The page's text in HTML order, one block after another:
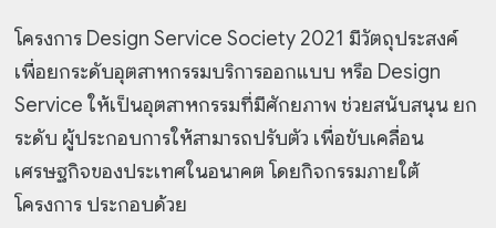
โครงการ Design Service Society 2021 มีวัตถุประสงค์
เพื่อยกระดับอุตสาหกรรมบริการออกแบบ หรือ Design
Service ให้เป็นอุตสาหกรรมที่มีศักยภาพ ช่วยสนับสนุน ยก
ระดับ ผู้ประกอบการให้สามารถปรับตัว เพื่อขับเคลื่อน
เศรษฐกิจของประเทศในอนาคต โดยกิจกรรมภายใต้
โครงการ ประกอบด้วย